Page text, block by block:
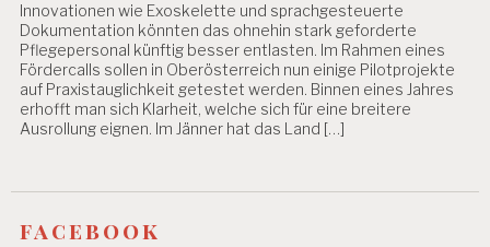
Innovationen wie Exoskelette und sprachgesteuerte
Dokumentation könnten das ohnehin stark geforderte
Pflegepersonal künftig besser entlasten. Im Rahmen eines
Fördercalls sollen in Oberösterreich nun einige Pilotprojekte
auf Praxistauglichkeit getestet werden. Binnen eines Jahres
erhofft man sich Klarheit, welche sich für eine breitere
Ausrollung eignen. Im Jänner hat das Land […]
facebook